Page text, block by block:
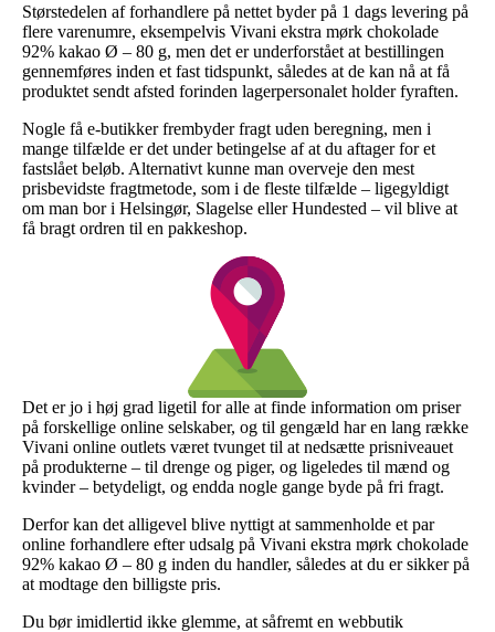
Størstedelen af forhandlere på nettet byder på 1 dags levering på
flere varenumre, eksempelvis Vivani ekstra mørk chokolade
92% kakao Ø – 80 g, men det er underforstået at bestillingen
gennemføres inden et fast tidspunkt, således at de kan nå at få
produktet sendt afsted forinden lagerpersonalet holder fyraften.
Nogle få e-butikker frembyder fragt uden beregning, men i
mange tilfælde er det under betingelse af at du aftager for et
fastslået beløb. Alternativt kunne man overveje den mest
prisbevidste fragtmetode, som i de fleste tilfælde – ligegyldigt
om man bor i Helsingør, Slagelse eller Hundested – vil blive at
få bragt ordren til en pakkeshop.
Det er jo i høj grad ligetil for alle at finde information om priser
på forskellige online selskaber, og til gengæld har en lang række
Vivani online outlets været tvunget til at nedsætte prisniveauet
på produkterne – til drenge og piger, og ligeledes til mænd og
kvinder – betydeligt, og endda nogle gange byde på fri fragt.
Derfor kan det alligevel blive nyttigt at sammenholde et par
online forhandlere efter udsalg på Vivani ekstra mørk chokolade
92% kakao Ø – 80 g inden du handler, således at du er sikker på
at modtage den billigste pris.
Du bør imidlertid ikke glemme, at såfremt en webbutik